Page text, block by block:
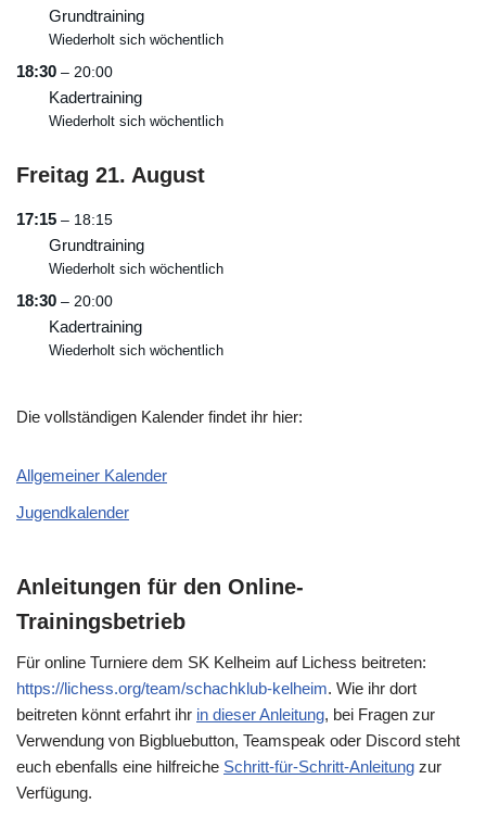
Grundtraining
Wiederholt sich wöchentlich
18:30 – 20:00
Kadertraining
Wiederholt sich wöchentlich
Freitag 21. August
17:15 – 18:15
Grundtraining
Wiederholt sich wöchentlich
18:30 – 20:00
Kadertraining
Wiederholt sich wöchentlich
Die vollständigen Kalender findet ihr hier:
Allgemeiner Kalender
Jugendkalender
Anleitungen für den Online-
Trainingsbetrieb
Für online Turniere dem SK Kelheim auf Lichess beitreten:
https://lichess.org/team/schachklub-kelheim. Wie ihr dort
beitreten könnt erfahrt ihr in dieser Anleitung, bei Fragen zur
Verwendung von Bigbluebutton, Teamspeak oder Discord steht
euch ebenfalls eine hilfreiche Schritt-für-Schritt-Anleitung zur
Verfügung.